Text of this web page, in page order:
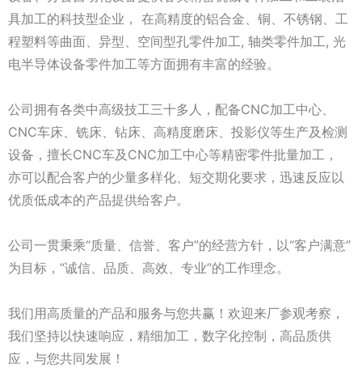
具加工的科技型企业， 在高精度的铝合金、铜、不锈钢、工
程塑料等曲面、异型、空间型孔零件加工, 轴类零件加工, 光
电半导体设备零件加工等方面拥有丰富的经验。
公司拥有各类中高级技工三十多人，配备CNC加工中心、
CNC车床、铣床、钻床、高精度磨床、投影仪等生产及检测
设备，擅长CNC车及CNC加工中心等精密零件批量加工，
亦可以配合客户的少量多样化、短交期化要求，迅速反应以
优质低成本的产品提供给客户。
公司一贯秉乘“质量、信誉、客户”的经营方针，以“客户满意”
为目标，“诚信、品质、高效、专业”的工作理念。
我们用高质量的产品和服务与您共赢！欢迎来厂参观考察，
我们坚持以快速响应，精细加工，数字化控制，高品质供
应，与您共同发展！